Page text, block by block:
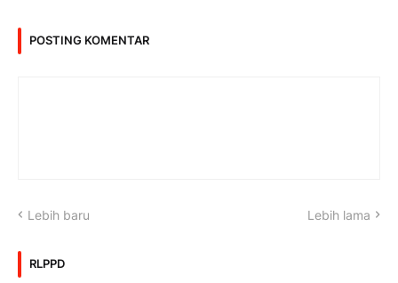
POSTING KOMENTAR
Lebih baru Lebih lama
RLPPD